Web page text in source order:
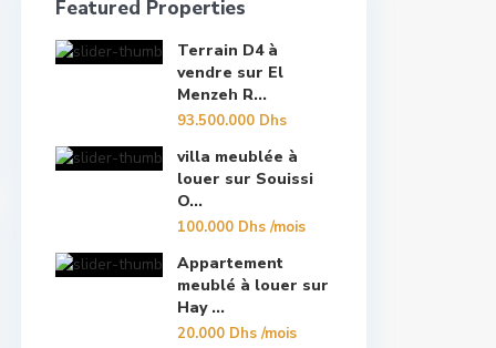
Featured Properties
Terrain D4 à
vendre sur El
Menzeh R...
93.500.000 Dhs
villa meublée à
louer sur Souissi
O...
100.000 Dhs/mois
Appartement
meublé à louer sur
Hay ...
20.000 Dhs/mois